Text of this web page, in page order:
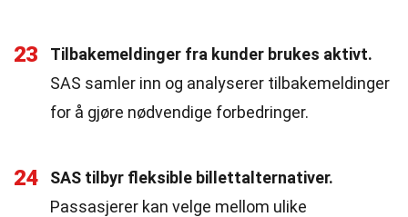
23
Tilbakemeldinger fra kunder brukes aktivt.
SAS samler inn og analyserer tilbakemeldinger
for å gjøre nødvendige forbedringer.
24
SAS tilbyr fleksible billettalternativer.
Passasjerer kan velge mellom ulike